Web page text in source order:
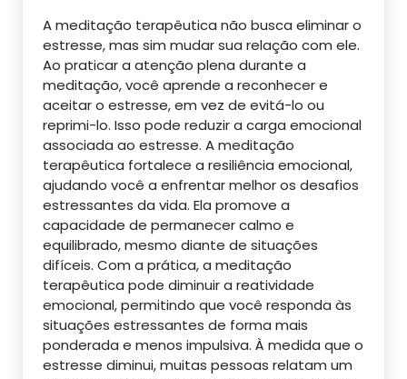
A meditação terapêutica não busca eliminar o
estresse, mas sim mudar sua relação com ele.
Ao praticar a atenção plena durante a
meditação, você aprende a reconhecer e
aceitar o estresse, em vez de evitá-lo ou
reprimi-lo. Isso pode reduzir a carga emocional
associada ao estresse. A meditação
terapêutica fortalece a resiliência emocional,
ajudando você a enfrentar melhor os desafios
estressantes da vida. Ela promove a
capacidade de permanecer calmo e
equilibrado, mesmo diante de situações
difíceis. Com a prática, a meditação
terapêutica pode diminuir a reatividade
emocional, permitindo que você responda às
situações estressantes de forma mais
ponderada e menos impulsiva. À medida que o
estresse diminui, muitas pessoas relatam um